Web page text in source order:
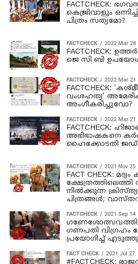
FACTCHECK:
കെജ്രിവാളും
ചിത്രം സത്യമോ?
FACTCHECK 2022 Mar 28
FACTCHECK:
ജെ സി ബി
FACTCHECK 2022 Mar 21
FACTCHECK:
വംശഹത്യ'
അംഗീകരിച്ചുവോ?
FACTCHECK 2022 Mar 21
FACTCHECK:
അഭിഭാഷകനെ
ഹൈക്കോടതി
FACTCHECK 2021 Nov 25
FACT CHECK: മദ്യം
ക്ഷേത്രത്തിലെത്തി
നില്‍ക്കുന്ന
ചിത്രങ്ങള്‍;
FACTCHECK 2021 Sep 14
ഗണപതി വിഗ്രഹം
പ്രയോഗിച്ച്
FACT CHECK 2021 Jul 27